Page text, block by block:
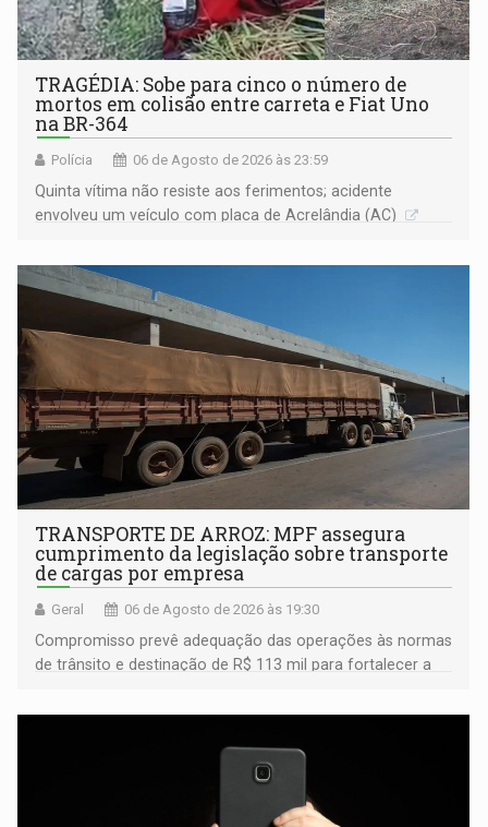
TRAGÉDIA: Sobe para cinco o número de
mortos em colisão entre carreta e Fiat Uno
na BR-364
Polícia 06 de Agosto de 2026 às 23:59
Quinta vítima não resiste aos ferimentos; acidente
envolveu um veículo com placa de Acrelândia (AC)
TRANSPORTE DE ARROZ: MPF assegura
cumprimento da legislação sobre transporte
de cargas por empresa
Geral 06 de Agosto de 2026 às 19:30
Compromisso prevê adequação das operações às normas
de trânsito e destinação de R$ 113 mil para fortalecer a